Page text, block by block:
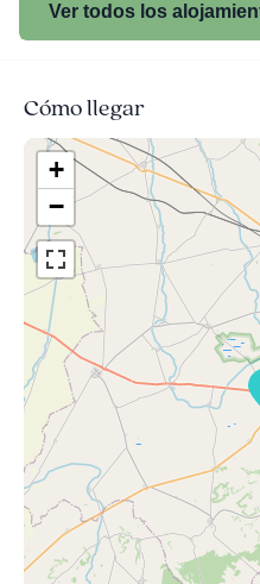
Ver todos los
Cómo llegar
+
−